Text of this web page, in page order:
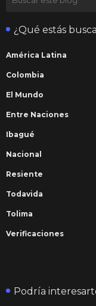
¿Qué estás
América Latina
Colombia
El Mundo
Entre Naciones
Ibagué
Nacional
Resiente
Todavida
Tolima
Verificaciones
Podría